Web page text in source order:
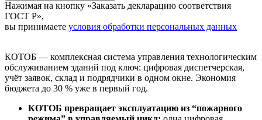
Нажимая на кнопку «Заказать декларацию соответствия
ГОСТ Р»,
вы принимаете условия обработки персональных данных
КОТОБ — комплексная система управления технологическим
обслуживанием зданий под ключ: цифровая диспетчерская,
учёт заявок, склад и подрядчики в одном окне. Экономия
бюджета до 30 % уже в первый год.
КОТОБ превращает эксплуатацию из “пожарного